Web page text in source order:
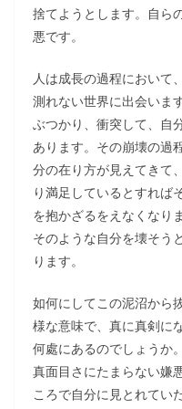
捨てようとします。自ら
悪です。
人は成長の過程において
測れない世界に出会いま
ぶつかり、衝突して、自
あります。その崩壊の過
分の在り方が見えてきて
り満足しているとすれば
を抱かざるをえなくなり
そのような自分を壊そう
ります。
如何にしてこの泥沼から
様な意味で、真に真剣に
何處にあるのでしょうか
真面目さにたまらない嫌
ころで自分に見とれてい